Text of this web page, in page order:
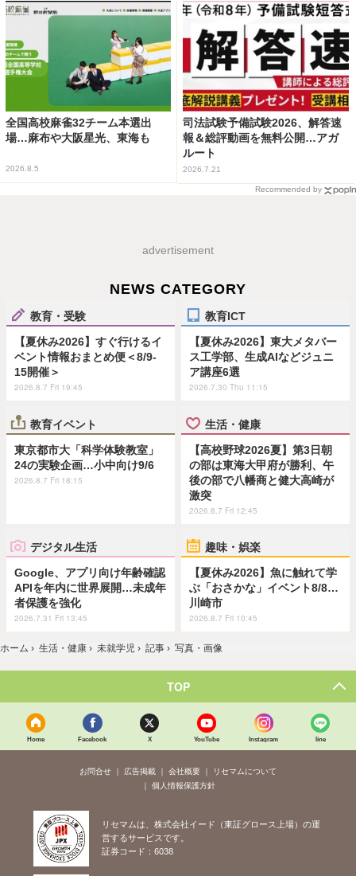
全国高校麻雀32チーム本選出
場…麻布や大阪星光、東海も
2026.8.5
司法試験予備試験2026、解答速
報＆総評動画を無料公開…アガ
ルート
2026.7.21
Recommended by
advertisement
NEWS CATEGORY
教育・受験
【夏休み2026】すぐ行けるイ
ベント情報おまとめ便＜8/9-
15開催＞
2026.8.7 Fri 19:45
教育ICT
【夏休み2026】東大メタバー
ス工学部、生成AIなどジュニ
ア講座6選
2026.7.30 Thu 11:15
教育イベント
東京都市大「科学体験教室」
24の実験企画…小中向け9/6
2026.8.7 Fri 18:15
生活・健康
【高校野球2026夏】第3日朝
の部は東海大甲府が勝利、午
後の部で八幡商と健大高崎が
激突
2026.8.7 Fri 12:45
デジタル生活
Google、アプリ向け年齢確認
APIを年内に世界展開…未成年
者保護を強化
2026.7.31 Fri 13:45
趣味・娯楽
【夏休み2026】魚に触れて学
ぶ「おさかな」イベント8/8…
川崎市
2026.8.7 Fri 10:45
ホーム › 生活・健康 › 未就学児 › 記事 › 写真・画像
TOP
Home Facebook X YouTube Instagram line
お問合せ 広告掲載 会社概要
リセマムについて
個人情報保護方針
リセマムは、株式会社イード（東証グロース上場）の運
営するサービスです。
証券コード：6038